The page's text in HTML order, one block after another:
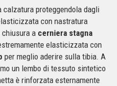
calzatura proteggendola dagli
con nastratura
a cerniera stagna
elasticizzata con
per meglio aderire sulla tibia. A
un lembo di tessuto sintetico
è rinforzata esternamente